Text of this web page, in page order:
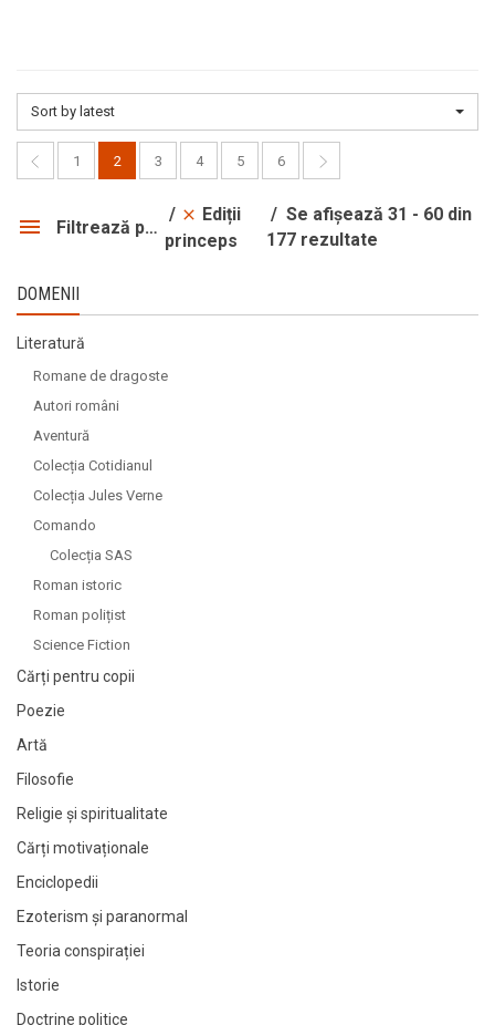
Sort by latest
1 2 3 4 5 6
Filtrează produsele
Ediții
princeps
Se afișează 31 - 60 din
177 rezultate
DOMENII
Literatură
Romane de dragoste
Autori români
Aventură
Colecția Cotidianul
Colecția Jules Verne
Comando
Colecția SAS
Roman istoric
Roman polițist
Science Fiction
Cărți pentru copii
Poezie
Artă
Filosofie
Religie și spiritualitate
Cărți motivaționale
Enciclopedii
Ezoterism și paranormal
Teoria conspirației
Istorie
Doctrine politice